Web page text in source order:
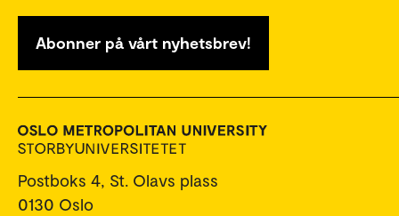
Abonner på vårt nyhetsbrev!
Postboks 4, St. Olavs plass
0130 Oslo